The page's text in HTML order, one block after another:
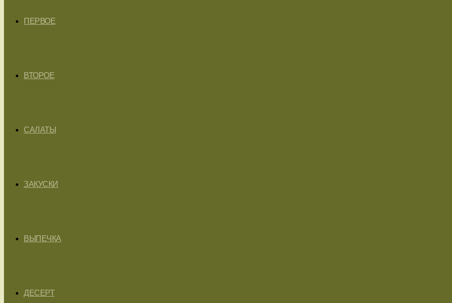
ПЕРВОЕ
ВТОРОЕ
САЛАТЫ
ЗАКУСКИ
ВЫПЕЧКА
ДЕСЕРТ